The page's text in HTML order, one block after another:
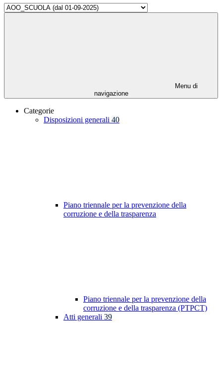
Menu di
navigazione
Categorie
Disposizioni generali 40
Piano triennale per la prevenzione della
corruzione e della trasparenza
Piano triennale per la prevenzione della
corruzione e della trasparenza (PTPCT)
Atti generali 39